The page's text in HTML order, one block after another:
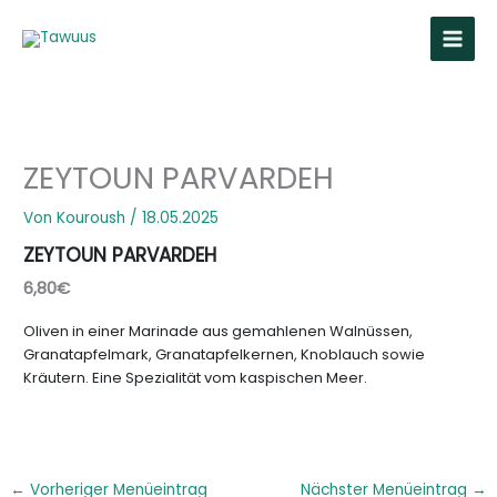
Inhalt
ZEYTOUN PARVARDEH
VonKouroush /18.05.2025
ZEYTOUN PARVARDEH
6,80€
Oliven in einer Marinade aus gemahlenen Walnüssen,
Granatapfelmark, Granatapfelkernen, Knoblauch sowie
Kräutern. Eine Spezialität vom kaspischen Meer.
← Vorheriger Menüeintrag Nächster Menüeintrag →